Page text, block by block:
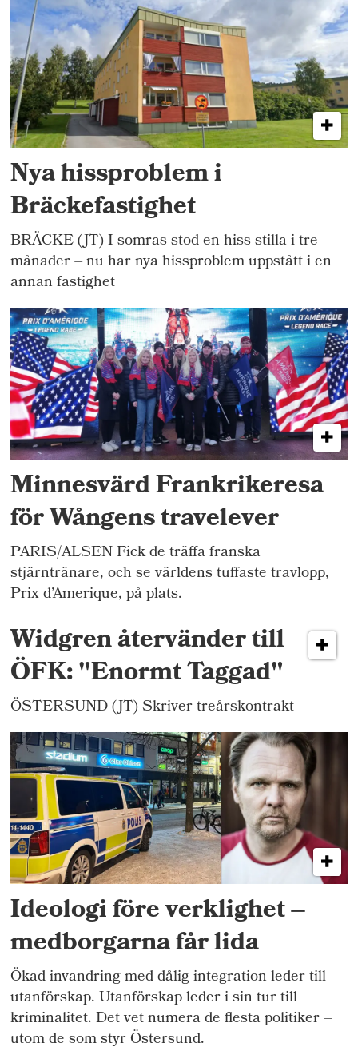
Nya hissproblem i
Bräckefastighet
BRÄCKE (JT) I somras stod en hiss stilla i tre
månader – nu har nya hissproblem uppstått i en
annan fastighet
Minnesvärd Frankrikeresa
för Wångens travelever
PARIS/ALSEN Fick de träffa franska
stjärntränare, och se världens tuffaste travlopp,
Prix d’Amerique, på plats.
Widgren återvänder till
ÖFK: "Enormt Taggad"
ÖSTERSUND (JT) Skriver treårskontrakt
Ideologi före verklighet –
medborgarna får lida
Ökad invandring med dålig integration leder till
utanförskap. Utanförskap leder i sin tur till
kriminalitet. Det vet numera de flesta politiker –
utom de som styr Östersund.